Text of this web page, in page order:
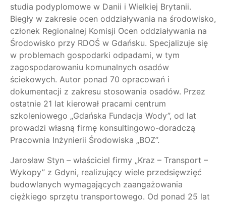
studia podyplomowe w Danii i Wielkiej Brytanii.
Biegły w zakresie ocen oddziaływania na środowisko,
członek Regionalnej Komisji Ocen oddziaływania na
Środowisko przy RDOŚ w Gdańsku. Specjalizuje się
w problemach gospodarki odpadami, w tym
zagospodarowaniu komunalnych osadów
ściekowych. Autor ponad 70 opracowań i
dokumentacji z zakresu stosowania osadów. Przez
ostatnie 21 lat kierował pracami centrum
szkoleniowego „Gdańska Fundacja Wody”, od lat
prowadzi własną firmę konsultingowo-doradczą
Pracownia Inżynierii Środowiska „BOZ”.
Jarosław Styn – właściciel firmy „Kraz – Transport –
Wykopy” z Gdyni, realizujący wiele przedsięwzięć
budowlanych wymagających zaangażowania
ciężkiego sprzętu transportowego. Od ponad 25 lat